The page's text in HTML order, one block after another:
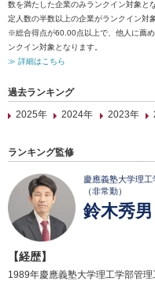
数を満たした企業のみランクイン対象と
定人数の半数以上の企業がランクイン対
※総合得点が60.00点以上で、他人に薦
ンクイン対象となります。
≫ 詳細はこちら
過去ランキング
2025年
2024年 2023年
ランキング監修
慶應義塾大学理
（非常勤）
鈴木秀男
【経歴】
1989年慶應義塾大学理工学部管理